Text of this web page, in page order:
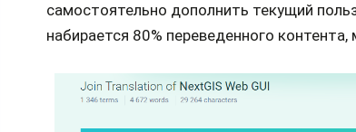
самостоятельно дополнить текущий
набирается 80% переведенного